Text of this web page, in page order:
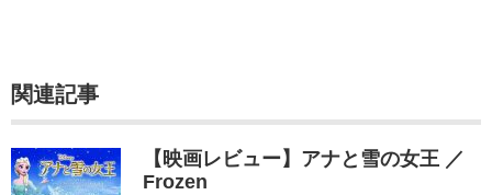
関連記事
【映画レビュー】アナと雪の女王 ／
Frozen